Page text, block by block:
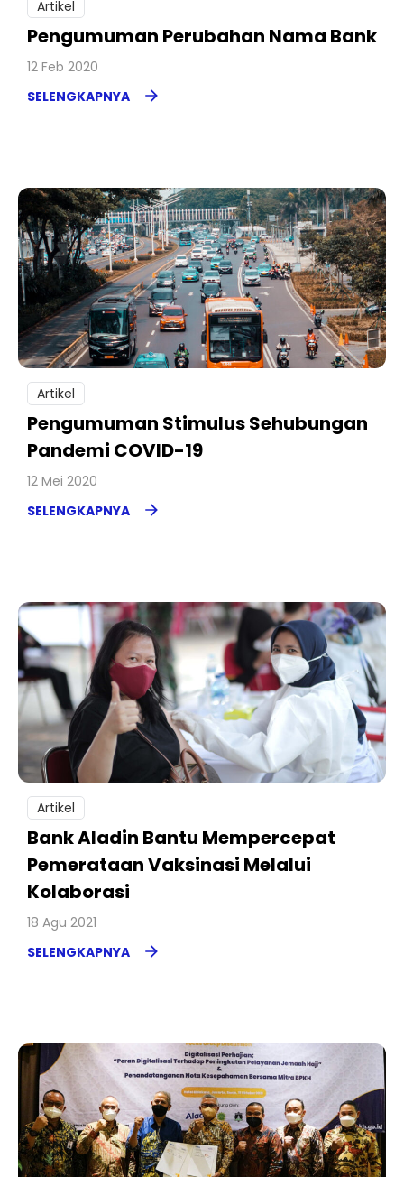
Artikel
Pengumuman Perubahan Nama Bank
12 Feb 2020
SELENGKAPNYA
Artikel
Pengumuman Stimulus Sehubungan
Pandemi COVID-19
12 Mei 2020
SELENGKAPNYA
Artikel
Bank Aladin Bantu Mempercepat
Pemerataan Vaksinasi Melalui
Kolaborasi
18 Agu 2021
SELENGKAPNYA